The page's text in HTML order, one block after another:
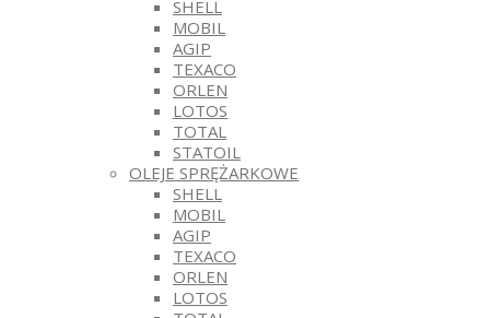
SHELL
MOBIL
AGIP
TEXACO
ORLEN
LOTOS
TOTAL
STATOIL
OLEJE SPRĘŻARKOWE
SHELL
MOBIL
AGIP
TEXACO
ORLEN
LOTOS